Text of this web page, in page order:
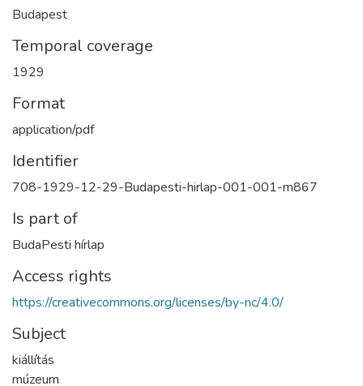
Budapest
Temporal coverage
1929
Format
application/pdf
Identifier
708-1929-12-29-Budapesti-hirlap-001-001-m867
Is part of
BudaPesti hírlap
Access rights
https://creativecommons.org/licenses/by-nc/4.0/
Subject
kiállítás
múzeum